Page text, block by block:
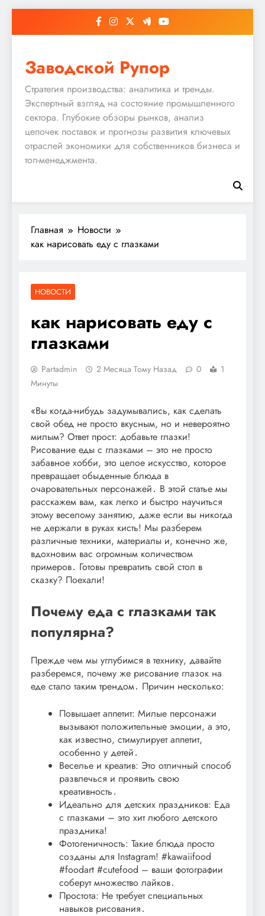
Заводской Рупор
Стратегия производства: аналитика и тренды.
Экспертный взгляд на состояние промышленного
сектора. Глубокие обзоры рынков, анализ
цепочек поставок и прогнозы развития ключевых
отраслей экономики для собственников бизнеса и
топ-менеджмента.
Главная
Новости
как нарисовать еду с глазками
НОВОСТИ
как нарисовать еду с
глазками
Partadmin 2 Месяца Тому Назад 0
1
Минуты
«Вы когда-нибудь задумывались, как сделать
свой обед не просто вкусным, но и невероятно
милым? Ответ прост: добавьте глазки!
Рисование еды с глазками – это не просто
забавное хобби, это целое искусство, которое
превращает обыденные блюда в
очаровательных персонажей․ В этой статье мы
расскажем вам, как легко и быстро научиться
этому веселому занятию, даже если вы никогда
не держали в руках кисть! Мы разберем
различные техники, материалы и, конечно же,
вдохновим вас огромным количеством
примеров․ Готовы превратить свой стол в
сказку? Поехали!
Почему еда с глазками так
популярна?
Прежде чем мы углубимся в технику, давайте
разберемся, почему же рисование глазок на
еде стало таким трендом․ Причин несколько:
Повышает аппетит: Милые персонажи
вызывают положительные эмоции, а это,
как известно, стимулирует аппетит,
особенно у детей․
Веселье и креатив: Это отличный способ
развлечься и проявить свою
креативность․
Идеально для детских праздников: Еда
с глазками – это хит любого детского
праздника!
Фотогеничность: Такие блюда просто
созданы для Instagram! #kawaiifood
#foodart #cutefood – ваши фотографии
соберут множество лайков․
Простота: Не требует специальных
навыков рисования․